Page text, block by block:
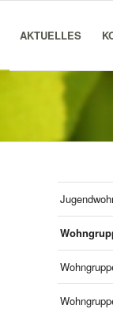
AKTUELLES